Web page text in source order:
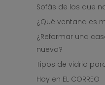
Sofás de los que
¿Qué ventana es
¿Reformar una
nueva?
Tipos de vidrio
Hoy en EL CORREO